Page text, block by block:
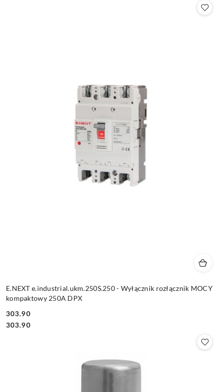
E.NEXT e.industrial.ukm.250S.250 - Wyłącznik rozłącznik MOCY
kompaktowy 250A DPX
Cena:
303.90
Cena:
303.90